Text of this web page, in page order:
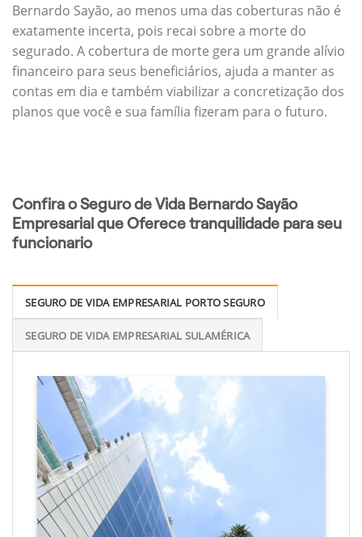
Bernardo Sayão, ao menos uma das coberturas não é
exatamente incerta, pois recai sobre a morte do
segurado. A cobertura de morte gera um grande alívio
financeiro para seus beneficiários, ajuda a manter as
contas em dia e também viabilizar a concretização dos
planos que você e sua família fizeram para o futuro.
Confira o Seguro de Vida Bernardo Sayão
Empresarial que Oferece tranquilidade para seu
funcionario
SEGURO DE VIDA EMPRESARIAL PORTO SEGURO
SEGURO DE VIDA EMPRESARIAL SULAMÉRICA